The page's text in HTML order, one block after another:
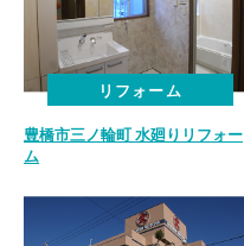
リフォーム
豊橋市三ノ輪町 水廻りリフォー
ム